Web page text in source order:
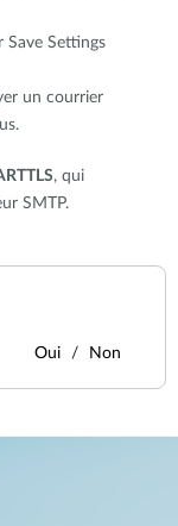
Save Settings
un courrier
, qui
SMTP.
Oui Non